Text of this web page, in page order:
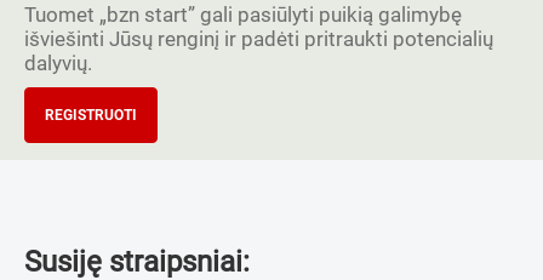
Tuomet „bzn start” gali pasiūlyti puikią galimybę
išviešinti Jūsų renginį ir padėti pritraukti potencialių
dalyvių.
REGISTRUOTI
Susiję straipsniai: